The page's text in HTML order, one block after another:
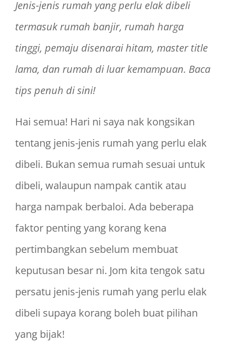
Jenis-jenis rumah yang perlu elak dibeli
termasuk rumah banjir, rumah harga
tinggi, pemaju disenarai hitam, master title
lama, dan rumah di luar kemampuan. Baca
tips penuh di sini!
Hai semua! Hari ni saya nak kongsikan
tentang jenis-jenis rumah yang perlu elak
dibeli. Bukan semua rumah sesuai untuk
dibeli, walaupun nampak cantik atau
harga nampak berbaloi. Ada beberapa
faktor penting yang korang kena
pertimbangkan sebelum membuat
keputusan besar ni. Jom kita tengok satu
persatu jenis-jenis rumah yang perlu elak
dibeli supaya korang boleh buat pilihan
yang bijak!